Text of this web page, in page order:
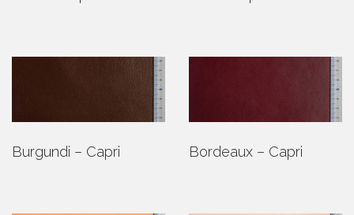
Burgundi – Capri Bordeaux – Capri